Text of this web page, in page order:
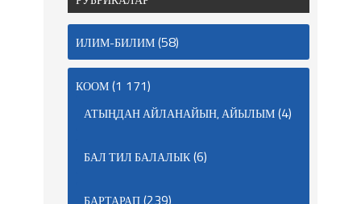
ИЛИМ-БИЛИМ(58)
КООМ(1 171)
АТЫҢДАН АЙЛАНАЙЫН, АЙЫЛЫМ(4)
БАЛ ТИЛ БАЛАЛЫК(6)
БАРТАРАП(239)